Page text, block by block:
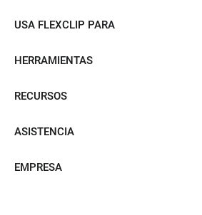
USA FLEXCLIP PARA
HERRAMIENTAS
RECURSOS
ASISTENCIA
EMPRESA